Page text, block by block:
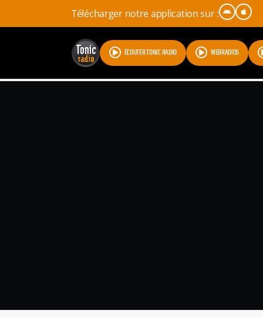
Télécharger notre application sur :
ÉCOUTER TONIC RADIO WEBRADIOS